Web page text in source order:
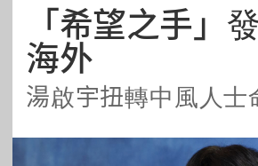
社創薈動 六物窺人
藝士匹靈
所有主題
「希望之手」
海外
湯啟宇扭轉中風人士